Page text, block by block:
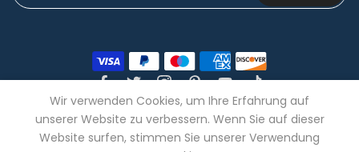
Wir verwenden Cookies, um Ihre Erfahrung auf
unserer Website zu verbessern. Wenn Sie auf dieser
Website surfen, stimmen Sie unserer Verwendung